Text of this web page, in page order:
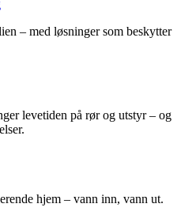
– med løsninger som beskytter
levetiden på rør og utstyr – og
hjem – vann inn, vann ut.